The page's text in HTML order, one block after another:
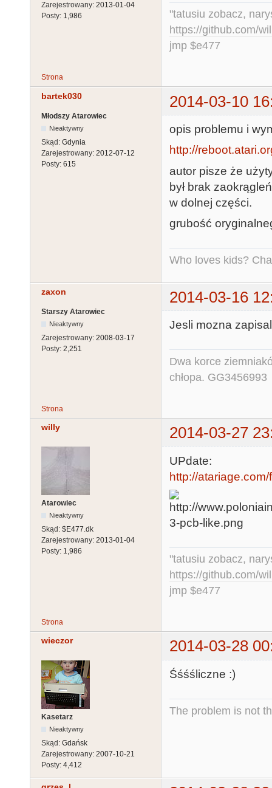
Zarejestrowany: 2013-01-04
Posty: 1,986
"tatusiu zobacz,
https://github.com/
jmp $e477
Strona
bartek030 2014-03-10
Młodszy Atarowiec
Nieaktywny
Skąd: Gdynia
Zarejestrowany: 2012-07-12
Posty: 615
opis problemu i
http://
autor pisze że
był brak
w dolnej części.
grubość
Who loves kids?
zaxon 2014-03-16
Starszy Atarowiec
Nieaktywny
Zarejestrowany: 2008-03-17
Posty: 2,251
Jesli mozna
Dwa korce
chłopa. GG3456993
Strona
willy 2014-03-27
Atarowiec
Nieaktywny
Skąd: $E477.dk
Zarejestrowany: 2013-01-04
Posty: 1,986
UPdate:
http://
"tatusiu zobacz,
https://github.com/
jmp $e477
Strona
wieczor 2014-03-28
Kasetarz
Nieaktywny
Skąd: Gdańsk
Zarejestrowany: 2007-10-21
Posty: 4,412
Śśśśliczne :)
The problem is not